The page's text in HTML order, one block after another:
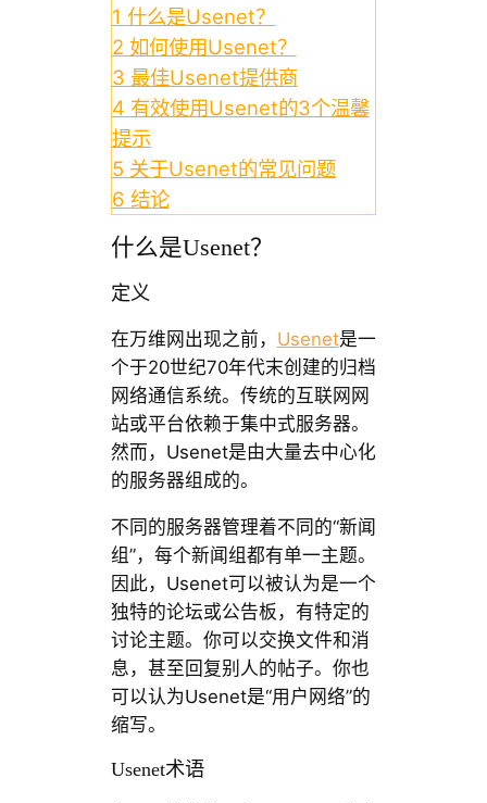
1 什么是Usenet？
2 如何使用Usenet？
3 最佳Usenet提供商
4 有效使用Usenet的3个温馨
提示
5 关于Usenet的常见问题
6 结论
什么是Usenet？
定义
在万维网出现之前， Usenet是一
个于20世纪70年代末创建的归档
网络通信系统。传统的互联网网
站或平台依赖于集中式服务器。
然而，Usenet是由大量去中心化
的服务器组成的。
不同的服务器管理着不同的“新闻
组”，每个新闻组都有单一主题。
因此，Usenet可以被认为是一个
独特的论坛或公告板，有特定的
讨论主题。你可以交换文件和消
息，甚至回复别人的帖子。你也
可以认为Usenet是“用户网络”的
缩写。
Usenet术语